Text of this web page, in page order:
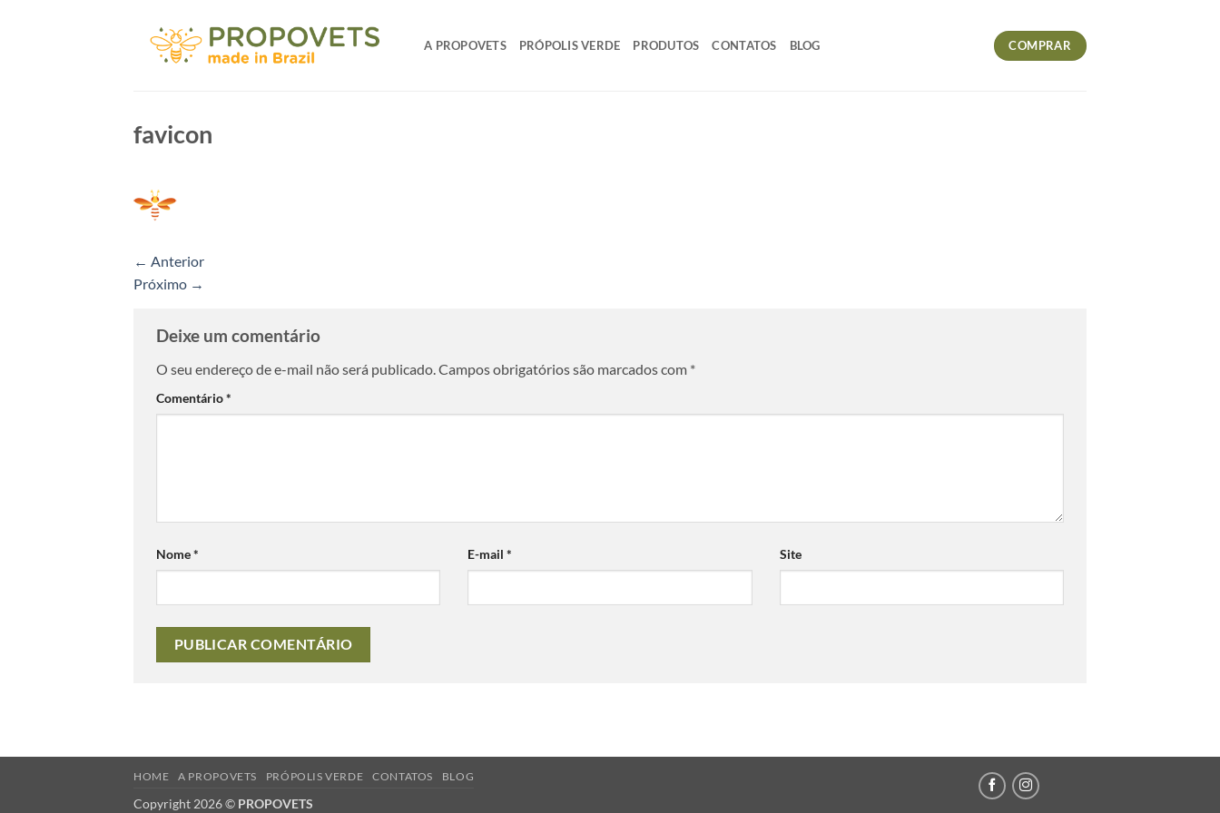
A PROPOVETS PRÓPOLIS VERDE PRODUTOS CONTATOS BLOG COMPRAR
favicon
← Anterior
Próximo →
Deixe um comentário
O seu endereço de e-mail não será publicado.Campos obrigatórios são marcados com *
Comentário*
Nome* E-mail* Site
HOME A PROPOVETS PRÓPOLIS VERDE CONTATOS BLOG
Copyright 2026 © PROPOVETS